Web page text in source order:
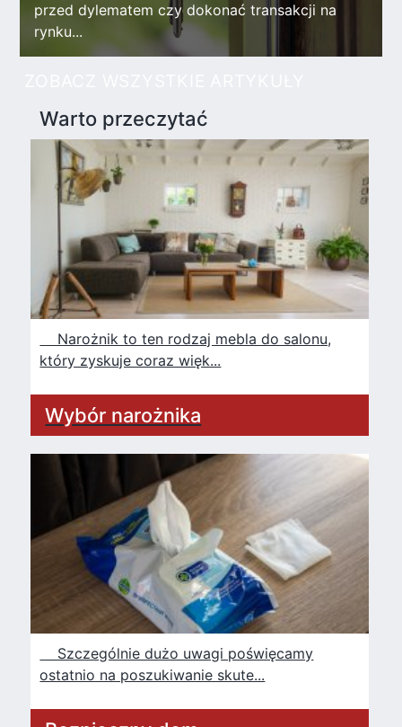
przed dylematem czy dokonać transakcji na
rynku...
Warto przeczytać
Narożnik to ten rodzaj mebla do salonu,
który zyskuje coraz więk...
Wybór narożnika
Szczególnie dużo uwagi poświęcamy
ostatnio na poszukiwanie skute...